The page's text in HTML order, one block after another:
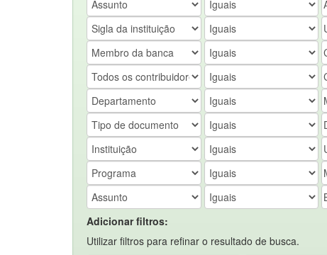
Adicionar filtros:
Utilizar filtros para refinar o resultado de busca.